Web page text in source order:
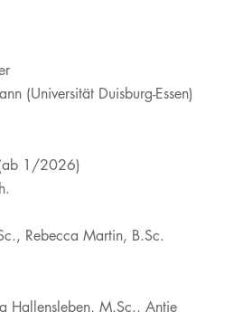
(Universität Duisburg-Essen)
1/2026)
Rebecca Martin, B.Sc.
Hallensleben, M.Sc.​, ​Antje